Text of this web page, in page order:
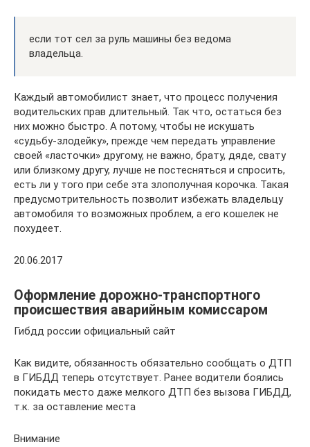
если тот сел за руль машины без ведома
владельца.
Каждый автомобилист знает, что процесс получения
водительских прав длительный. Так что, остаться без
них можно быстро. А потому, чтобы не искушать
«судьбу-злодейку», прежде чем передать управление
своей «ласточки» другому, не важно, брату, дяде, свату
или близкому другу, лучше не постесняться и спросить,
есть ли у того при себе эта злополучная корочка. Такая
предусмотрительность позволит избежать владельцу
автомобиля то возможных проблем, а его кошелек не
похудеет.
20.06.2017
Оформление дорожно-транспортного
происшествия аварийным комиссаром
Гибдд россии официальный сайт
Как видите, обязанность обязательно сообщать о ДТП
в ГИБДД теперь отсутствует. Ранее водители боялись
покидать место даже мелкого ДТП без вызова ГИБДД,
т.к. за оставление места
Внимание